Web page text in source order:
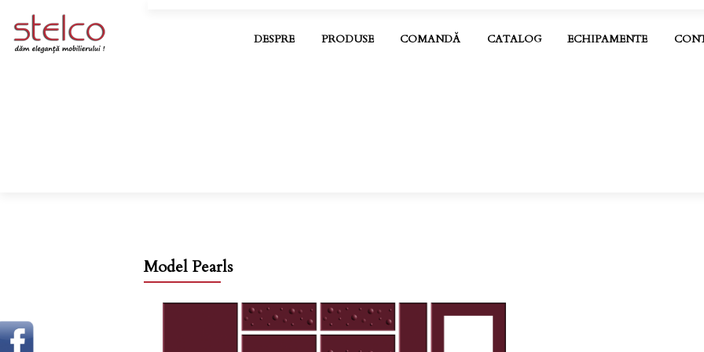
DESPRE PRODUSE COMANDĂ CATALOG ECHIPAMENTE
Model Pearls